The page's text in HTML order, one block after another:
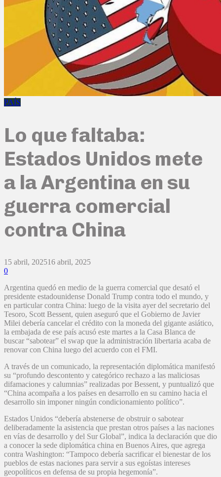
PAÍS
Lo que faltaba:
Estados Unidos mete
a la Argentina en su
guerra comercial
contra China
15 abril, 202516 abril, 2025
0
Argentina quedó en medio de la guerra comercial que desató el
presidente estadounidense Donald Trump contra todo el mundo, y
en particular contra China: luego de la visita ayer del secretario del
Tesoro, Scott Bessent, quien aseguró que el Gobierno de Javier
Milei debería cancelar el crédito con la moneda del gigante asiático,
la embajada de ese país acusó este martes a la Casa Blanca de
buscar “sabotear” el swap que la administración libertaria acaba de
renovar con China luego del acuerdo con el FMI.
A través de un comunicado, la representación diplomática manifestó
su “profundo descontento y categórico rechazo a las maliciosas
difamaciones y calumnias” realizadas por Bessent, y puntualizó que
“China acompaña a los países en desarrollo en su camino hacia el
desarrollo sin imponer ningún condicionamiento político”.
Estados Unidos “debería abstenerse de obstruir o sabotear
deliberadamente la asistencia que prestan otros países a las naciones
en vías de desarrollo y del Sur Global”, indica la declaración que dio
a conocer la sede diplomática china en Buenos Aires, que agrega
contra Washington: “Tampoco debería sacrificar el bienestar de los
pueblos de estas naciones para servir a sus egoístas intereses
geopolíticos en defensa de su propia hegemonía”.